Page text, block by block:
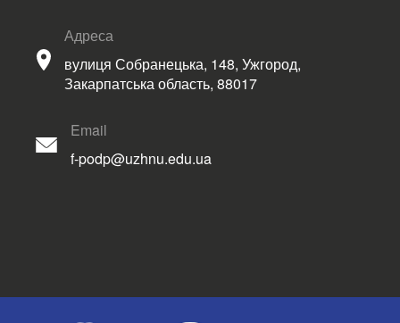
Адреса
вулиця Собранецька, 148, Ужгород,
Закарпатська область, 88017
Email
f-podp@uzhnu.edu.ua